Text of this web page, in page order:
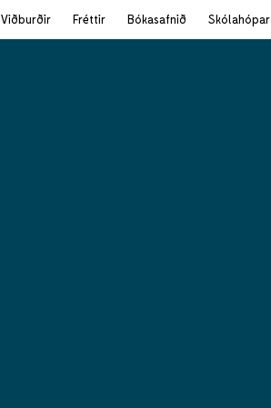
Viðburðir Fréttir Bókasafnið Skólahópar